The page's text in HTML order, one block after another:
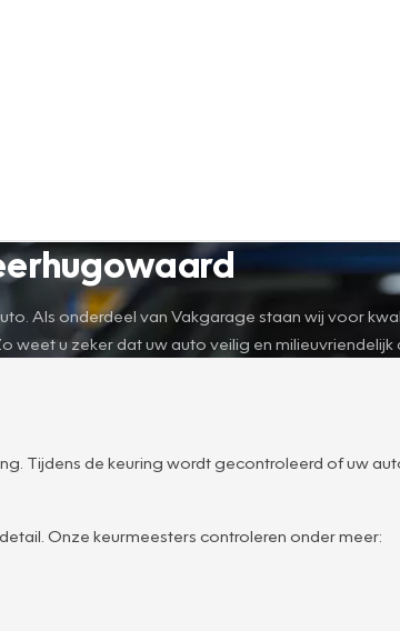
Als onderdeel van Vakgarage staan wij voor
u zeker dat uw auto veilig en milieuvriendelijk
Tijdens de keuring wordt gecontroleerd of uw
Onze keurmeesters controleren onder meer: